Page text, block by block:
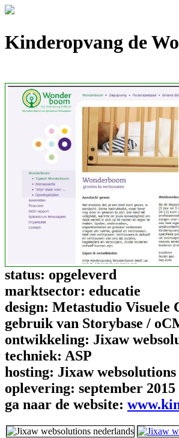
Kinderopvang de
status: opgeleverd
marktsector: educatie
design: Metastudio Visuele
gebruik van Storybase /
ontwikkeling: Jixaw
techniek: ASP
hosting: Jixaw websolutions
oplevering: september 2015
ga naar de website: